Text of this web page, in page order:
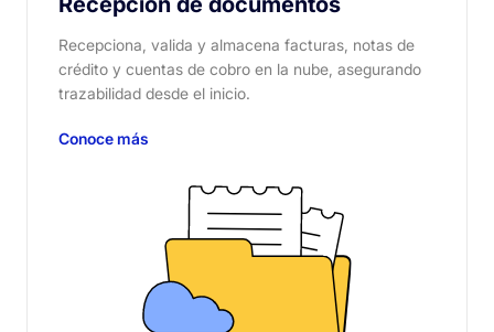
Recepciona, valida y almacena facturas, notas de
crédito y cuentas de cobro en la nube, asegurando
trazabilidad desde el inicio.
Conoce más